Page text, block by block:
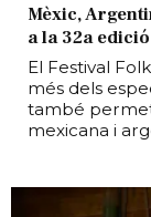
Mèxic,
a la 32a
El Festival
més dels
també
mexicana i